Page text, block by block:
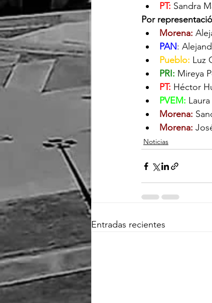
PT: Sandra
Por
Morena:
PAN:
Pueblo: Luz
PRI: Mireya
PT: Héctor
PVEM:
Morena:
Morena:
Noticias
Entradas recientes